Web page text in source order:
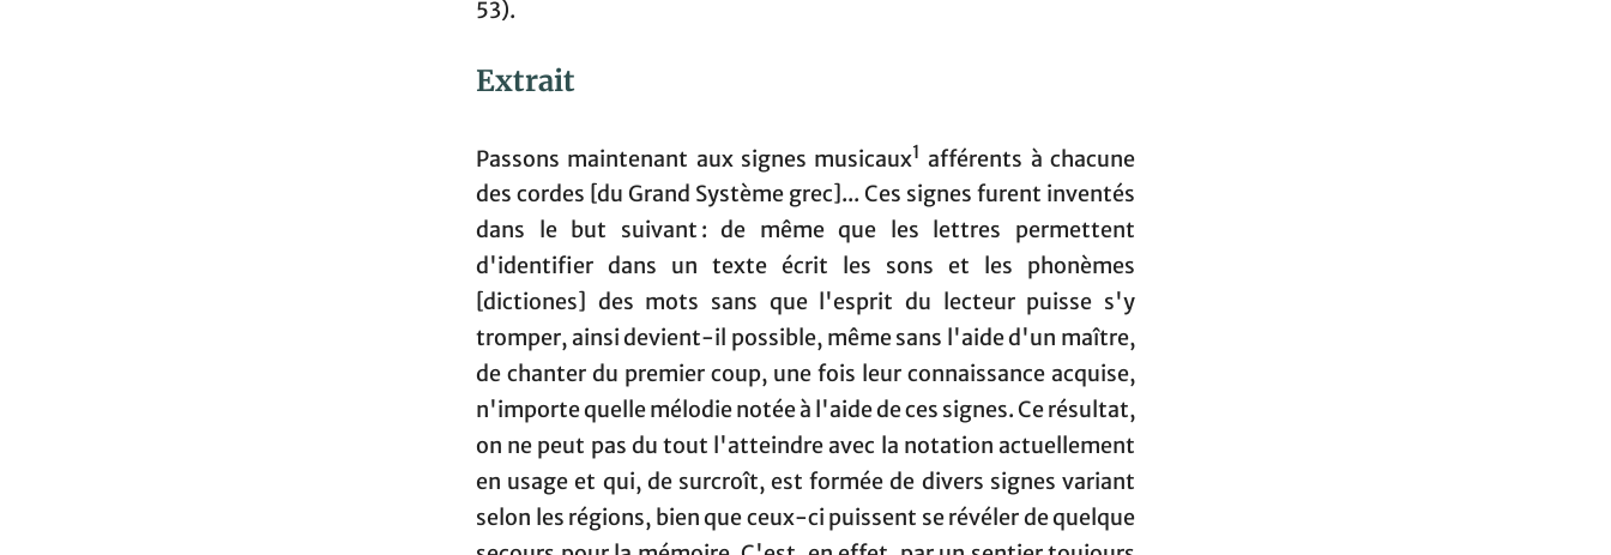
53).
Extrait
Passons maintenant aux signes musicaux1 afférents à chacune
des cordes [du Grand Système grec]... Ces signes furent inventés
dans le but suivant : de même que les lettres permettent
d'identifier dans un texte écrit les sons et les phonèmes
[dictiones] des mots sans que l'esprit du lecteur puisse s'y
tromper, ainsi devient-il possible, même sans l'aide d'un maître,
de chanter du premier coup, une fois leur connaissance acquise,
n'importe quelle mélodie notée à l'aide de ces signes. Ce résultat,
on ne peut pas du tout l'atteindre avec la notation actuellement
en usage et qui, de surcroît, est formée de divers signes variant
selon les régions, bien que ceux-ci puissent se révéler de quelque